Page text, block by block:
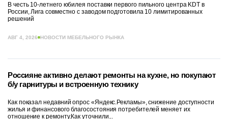
В честь 10-летнего юбилея поставки первого пильного центра KDT в
России, Лига совместно с заводом подготовила 10 лимитированных
решений
АВГ 4, 2026 НОВОСТИ МЕБЕЛЬНОГО РЫНКА
Россияне активно делают ремонты на кухне, но покупают
б/у гарнитуры и встроенную технику
Как показал недавний опрос «Яндекс.Рекламы», снижение доступности
жилья и финансового благосостояния потребителей меняет их
отношение к ремонту.Как уточнили...